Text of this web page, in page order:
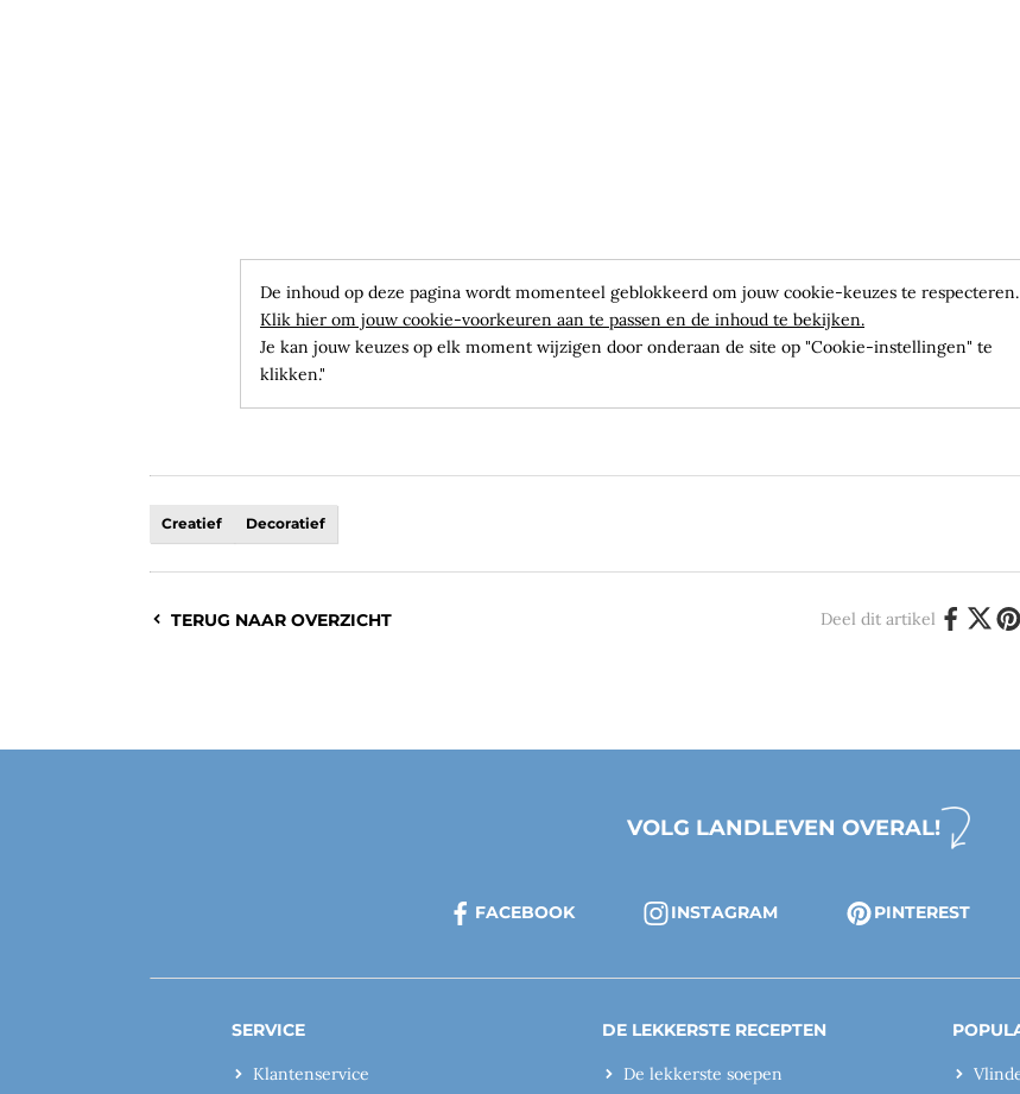
De inhoud op deze pagina wordt momenteel geblokkeerd om jouw cookie-keuzes te respecteren.
Klik hier om jouw cookie-voorkeuren aan te passen en de inhoud te bekijken.
Je kan jouw keuzes op elk moment wijzigen door onderaan de site op "Cookie-instellingen" te
klikken."
Creatief Decoratief
TERUG NAAR OVERZICHT Deel dit artikel
VOLG LANDLEVEN OVERAL!
FACEBOOK INSTAGRAM PINTEREST
SERVICE
Klantenservice
DE LEKKERSTE RECEPTEN
De lekkerste soepen